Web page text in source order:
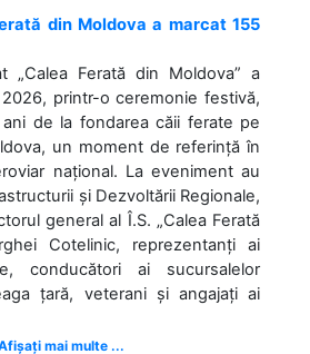
din Moldova a marcat 155
„Calea Ferată din Moldova” a
printr-o ceremonie festivă,
de la fondarea căii ferate pe
un moment de referință în
național. La eveniment au
și Dezvoltării Regionale,
general al Î.S. „Calea Ferată
Cotelinic, reprezentanți ai
conducători ai sucursalelor
țară, veterani și angajați ai
mai multe ...